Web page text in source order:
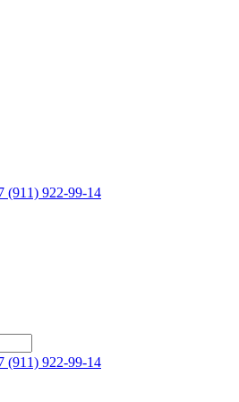
(911) 922-99-14
(911) 922-99-14